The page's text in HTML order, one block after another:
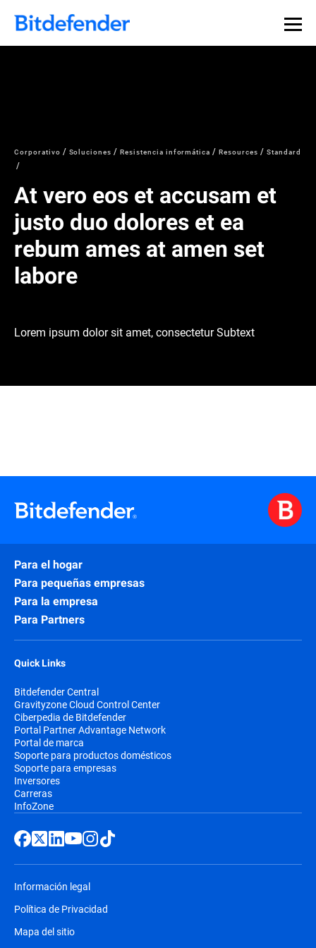
Corporativo Soluciones Resistencia informática Resources Standard
At vero eos et accusam et
justo duo dolores et ea
rebum ames at amen set
labore
Lorem ipsum dolor sit amet, consectetur Subtext
Para el hogar
Para pequeñas empresas
Para la empresa
Para Partners
Quick Links
Bitdefender Central
Gravityzone Cloud Control Center
Ciberpedia de Bitdefender
Portal Partner Advantage Network
Portal de marca
Soporte para productos domésticos
Soporte para empresas
Inversores
Carreras
InfoZone
Información legal
Política de Privacidad
Mapa del sitio